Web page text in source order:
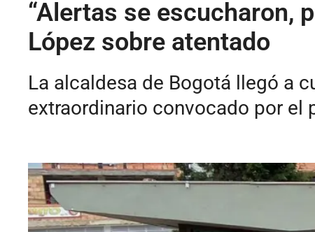
“Alertas se escucharon,
López sobre atentado
La alcaldesa de Bogotá llegó a
extraordinario convocado por el